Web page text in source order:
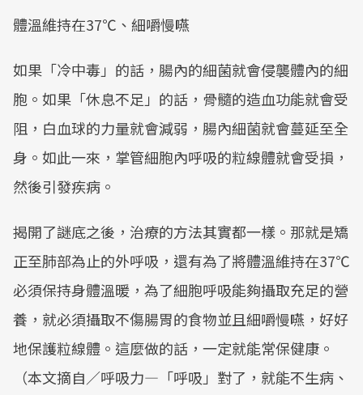
體溫維持在37℃、細嚼慢嚥
如果「冷中毒」的話，腸內的細菌就會侵襲體內的細
胞。如果「休息不足」的話，骨髓的造血功能就會受
阻，白血球的力量就會減弱，腸內細菌就會蔓延至全
身。如此一來，掌管細胞內呼吸的粒線體就會受損，
然後引發疾病。
揭開了謎底之後，治療的方法其實都一樣。那就是矯
正至肺部為止的外呼吸，還有為了將體溫維持在37℃
必須保持身體溫暖，為了細胞呼吸能夠攝取充足的營
養，就必須攝取不傷腸胃的食物並且細嚼慢嚥，好好
地保護粒線體。這麼做的話，一定就能常保健康。
（本文摘自／呼吸力—「呼吸」對了，就能不生病、